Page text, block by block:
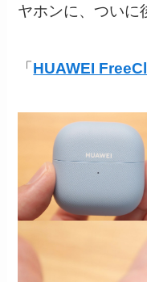
ヤホンに、ついに
「 HUAWEI